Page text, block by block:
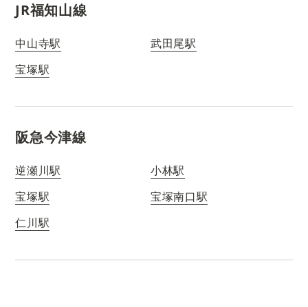
JR福知山線
中山寺駅
武田尾駅
宝塚駅
阪急今津線
逆瀬川駅
小林駅
宝塚駅
宝塚南口駅
仁川駅